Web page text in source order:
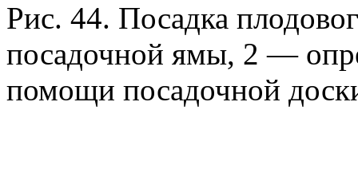
Рис. 44. Посадка
посадочной ямы, 2 —
помощи посадочной